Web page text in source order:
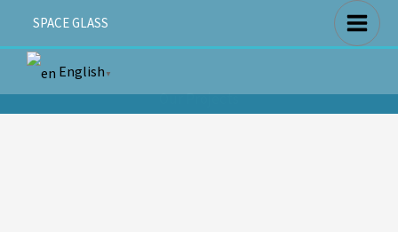
content
SPACE GLASS
English ▼
Our Projects